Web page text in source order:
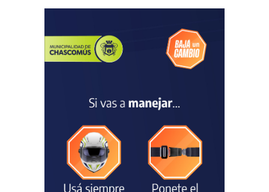
Francesco Squeo Lapun
fue recibido por Javier
Gastón tras su
Natación
Las vacaciones de invierno
dejaron una mejora en la
ocupación turística, aunque
el sector mantiene la